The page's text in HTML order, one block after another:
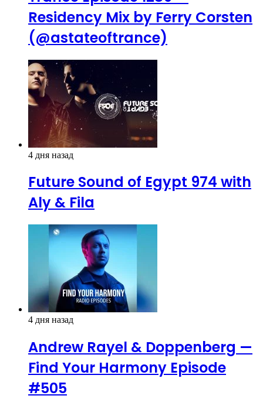
Residency Mix by Ferry Corsten
(@astateoftrance)
4 дня назад
Future Sound of Egypt 974 with
Aly & Fila
4 дня назад
Andrew Rayel & Doppenberg —
Find Your Harmony Episode
#505